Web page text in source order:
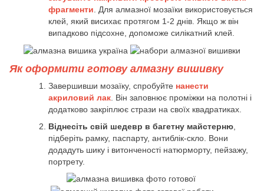
фрагменти . Для алмазної мозаїки використовується
клей, який висихає протягом 1-2 днів. Якщо ж він
випадково підсохне, допоможе силікатний клей.
Як оформити готову алмазну вишивку
Завершивши мозаїку, спробуйте нанести
акриловий лак. Він заповнює проміжки на полотні і
додатково закріплює стрази на своїх квадратиках.
Віднесіть свій шедевр в багетну майстерню
підберіть рамку, паспарту, антиблік-скло. Вони
додадуть шику і витонченості натюрморту, пейзажу,
портрету.